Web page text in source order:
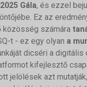
Gála, és ezzel
Ez az
közösség számára
t - ez egy olyan a
dicséri a digitális
kifejlesztő
jelölések azt